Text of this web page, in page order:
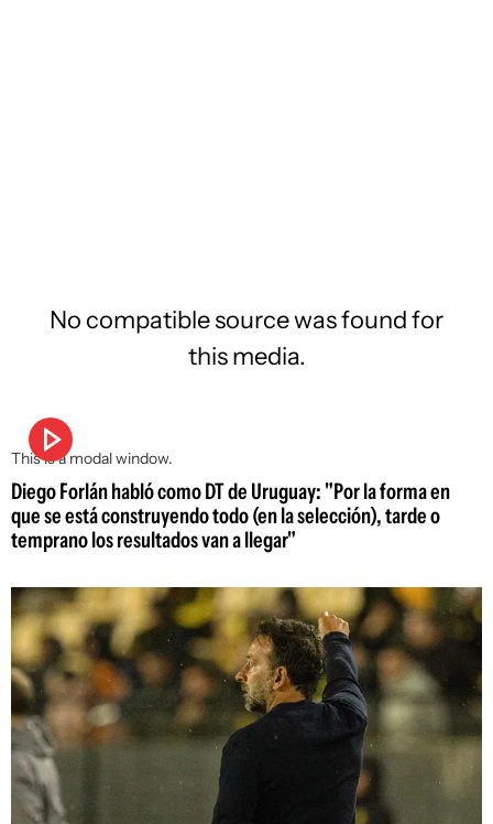
This is a modal window.
No compatible source was found for
this media.
Diego Forlán habló como DT de Uruguay: "Por la forma en
que se está construyendo todo (en la selección), tarde o
temprano los resultados van a llegar"